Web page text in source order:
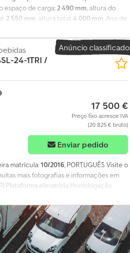
espaço de carga:2 490 mm, altura do
2 550 mm, altura total:4 000 mm, Ano de
para transporte de bebidas Chjdozn Dz
* Chassi galvanizado * Portas de acesso
Anúncio classificado
24-1TRI /
17 500 €
Preço fixo acresce IVA
(20 825 € bruto)
Enviar pedido
matrícula:10/2016, PORTUGUÊS Visite o
mais fotografias e informações em
Plataforma elevatória Homologação
bruto máximo autorizado (kg): 39.000
10.2026 PNEUS E EIXOS: Pneus: 385/65
de direção TRIDEC Suspensão
(2,10) Largura (m): 2,47 Comprimento
2.500 DOCUMENTOS DO VEÍCULO:
Conformidade) Documentos adicionais